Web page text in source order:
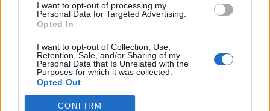
I want to opt-out of processing my
Personal Data for Targeted Advertising.
Opted In
I want to opt-out of Collection, Use,
Retention, Sale, and/or Sharing of my
Personal Data that Is Unrelated with the
Purposes for which it was collected.
Opted Out
CONFIRM